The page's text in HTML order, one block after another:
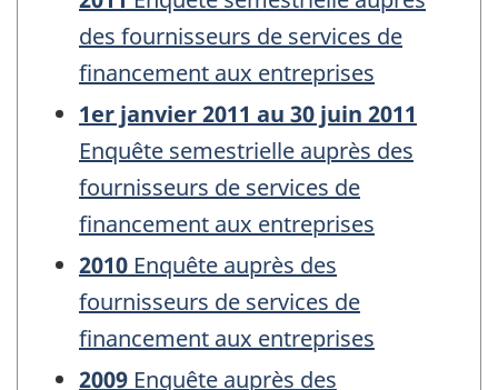
des fournisseurs de services de
financement aux entreprises
1er janvier 2011 au 30 juin 2011
Enquête semestrielle auprès des
fournisseurs de services de
financement aux entreprises
2010 Enquête auprès des
fournisseurs de services de
financement aux entreprises
2009 Enquête auprès des